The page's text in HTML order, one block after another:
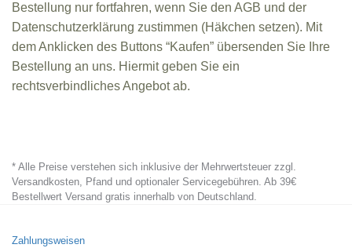
Bestellung nur fortfahren, wenn Sie den AGB und der
Datenschutzerklärung zustimmen (Häkchen setzen). Mit
dem Anklicken des Buttons “Kaufen” übersenden Sie Ihre
Bestellung an uns. Hiermit geben Sie ein
rechtsverbindliches Angebot ab.
* Alle Preise verstehen sich inklusive der Mehrwertsteuer zzgl.
Versandkosten, Pfand und optionaler Servicegebühren. Ab 39€
Bestellwert Versand gratis innerhalb von Deutschland.
Zahlungsweisen